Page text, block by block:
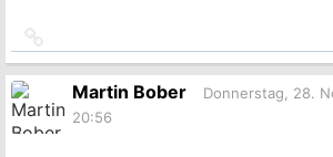
zum
Originalbeitrag
Martin Bober
Donnerstag, 28.
20:56